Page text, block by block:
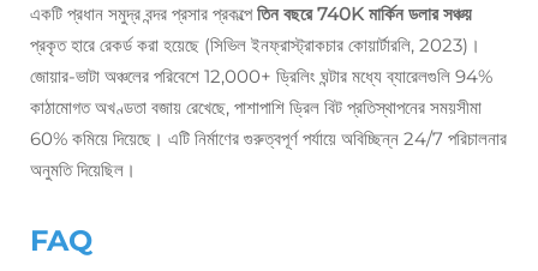
একটি প্রধান সমুদ্র বন্দর প্রসার প্রকল্পেতিন বছরে 740K মার্কিন ডলার সঞ্চয়
প্রকৃত হারে রেকর্ড করা হয়েছে (সিভিল ইনফ্রাস্ট্রাকচার কোয়ার্টারলি, 2023)।
জোয়ার-ভাটা অঞ্চলের পরিবেশে 12,000+ ড্রিলিং ঘন্টার মধ্যে ব্যারেলগুলি 94%
কাঠামোগত অখণ্ডতা বজায় রেখেছে, পাশাপাশি ড্রিল বিট প্রতিস্থাপনের সময়সীমা
60% কমিয়ে দিয়েছে। এটি নির্মাণের গুরুত্বপূর্ণ পর্যায়ে অবিচ্ছিন্ন 24/7 পরিচালনার
অনুমতি দিয়েছিল।
FAQ